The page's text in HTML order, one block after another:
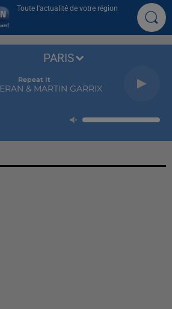
Toute l'actualité de votre région
Repeat It
& MARTIN GARRIX
PARIS